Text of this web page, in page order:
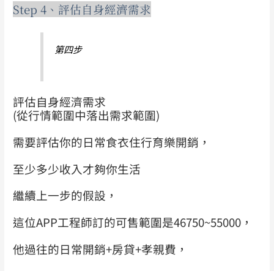
Step 4、評估自身經濟需求
第四步
評估自身經濟需求
(從行情範圍中落出需求範圍)
需要評估你的日常食衣住行育樂開銷，
至少多少收入才夠你生活
繼續上一步的假設，
這位APP工程師訂的可售範圍是46750~55000，
他過往的日常開銷+房貸+孝親費，